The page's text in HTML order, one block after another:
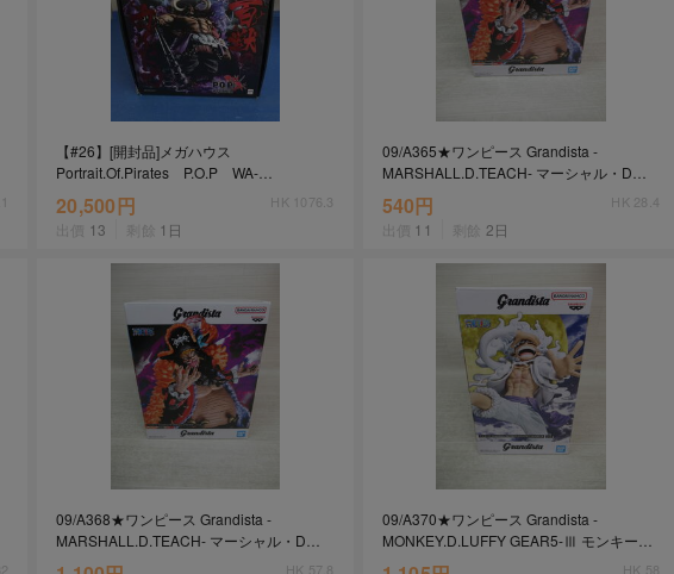
【#26】[開封品]メガハウス
Portrait.Of.Pirates P.O.P WA-
MAXIMUM 百獣のカイドウ
20,500円 HK 1076.3
出價 13 剩餘 1日
09/A365★ワンピース Grandista -
MARSHALL.D.TEACH- マーシャル・D・
ティーチ★黒ひげ★フィギュア★バンプレ
スト★プライズ★未開封品
540円 HK 28.4
出價 11 剩餘 2日
09/A368★ワンピース Grandista -
MARSHALL.D.TEACH- マーシャル・D・
ティーチ★黒ひげ★フィギュア★バンプレ
HK 57.8
09/A370★ワンピース Grandista -
MONKEY.D.LUFFY GEAR5-Ⅲ モンキー・
D・ルフィ ギア5★フィギュア★ニカ★バHK 58